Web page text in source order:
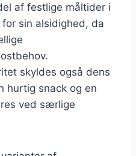
af festlige måltider i
sin alsidighed, da
skyldes også dens
hurtig snack og en
ved særlige